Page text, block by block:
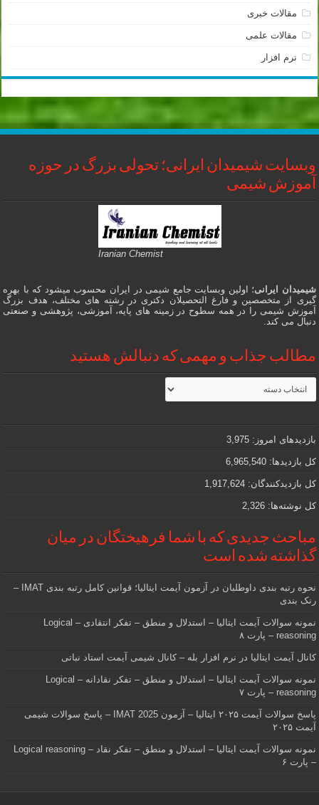
مقالات خبری
مقالات علمی
نرم افزار
وبسایت شیمیدان ایرانی؛ تحولی بزرگ در حوزه
آموزش شیمی
Iranian Chemist
شیمیدان ایرانی؛ اولین وبسایت جامع شیمی در ایران محسوب میشود که با بهره
گیری از متخصصین و فارغ التحصیلان دکتری در رشته های مختلف، هدف بزرگ
آموزش شیمی را در همه سطوح در زمینه های پایه، آموزشی، پژوهشی و صنعتی
دنبال می کند.
مطالب جذاب و مهمی که دنبالش هستید
مطالب
جذاب
و
که
دنبالش
هستید
بازدیدهای امروز:3,975
کل بازدیدها:6,965,540
کل بازدیدکنند‌گان:1,917,624
کل نوشته‌ها:2,326
مباحث جدیدی که با شما فرهیختگان در میان
گذاشته شده است
نحوه رتبه بندی داوطلبان در آزمون آیمت ایتالیا؛ قوانین کامل رتبه بندی IMAT –
رنک بندی
نمونه سوالات آیمت ایتالیا – استدلال و منطق – تفکر انتقادی – Logical
reasoning – پارت ۸
کانال آیمت ایتالیا در نرم افزار بله – کانال شیمی آیمت استاد نباتی
نمونه سوالات آیمت ایتالیا – استدلال و منطق – تفکر نقادانه – Logical
reasoning – پارت ۷
پاسخ سوالات آیمت ۲۰۲۵ ایتالیا – آزمون IMAT 2025 – پاسخ سوالات شیمی
آیمت ۲۰۲۵
نمونه سوالات آیمت ایتالیا – استدلال و منطق – تفکر نقاد – Logical reasoning
– پارت ۶